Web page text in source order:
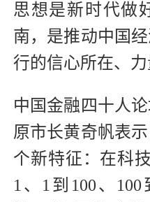
思想是新时代做
南，是推动中国
行的信心所在、力
中国金融四十人
原市长黄奇帆表
个新特征：在科
1、1到100、